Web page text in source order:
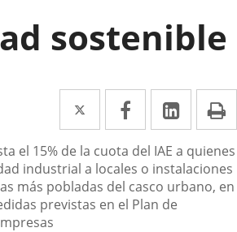
sostenible
Twitter
Enlace
a
una
aplicación
externa.
Facebook
Enlace
a
una
aplicación
externa.
Enlace
a
una
el 15% de la cuota del IAE a quienes
industrial a locales o instalaciones
más pobladas del casco urbano, en
previstas en el Plan de